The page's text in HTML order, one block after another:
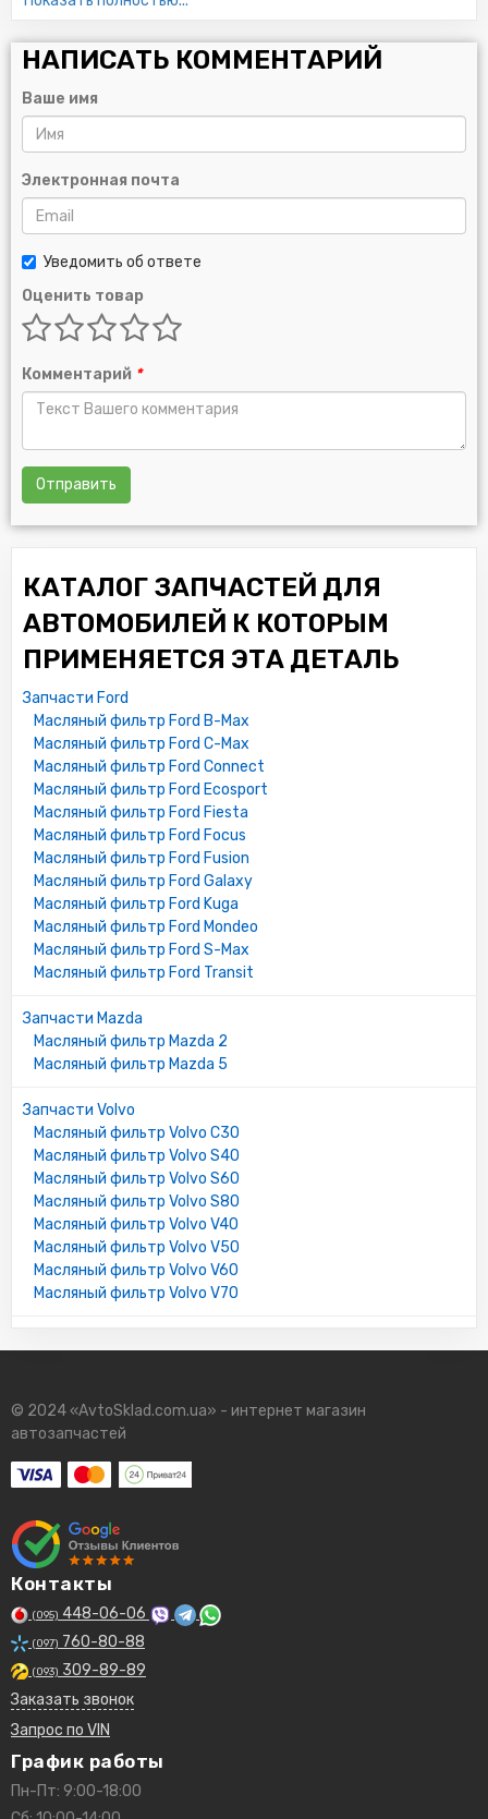
1221697
1611660080
1663051
2164292
3652059
5008718
5008719
5008720
5008722
5012000
6029109
6057166
6062305
6066094
6066096
6141811
6937010
6937011
77BM6714C1A
77BM6714C2A
81SM6714A2A
81SM6714A3A
81SM6714AA
84BM6714AA
928M6714A1A
928M6714A2A
938M6714A2A
938M6714A3A
938M6714A4A
96M6714A1A
978M6414B4A
978M6714A1A
978M6714A2A
978M6714A6A
978M6714B1A
978M6714B4A
97MM6714A4A
97MM6714A5A
A810X6714GA
A810X6714HA
A810X6714JA
A810X6714KA
A810X6714LA
A830X6714AKA
C60114302
C601143X2A
E1FZ6731A
E4FZ6731AB
EFL125
EFL125S
EFL134
EFL134S
EFL600
F8CZ6731AA
FL2005
FL400S
GN1G6714AB
T101982
XS6E6714D1A
XW4E6714AA
YN2G6714B2A
1883037
НАПИСАТЬ КОММЕНТАРИЙ
Ваше имя
Электронная почта
Уведомить об ответе
Оценить товар
Комментарий *
Отправить
КАТАЛОГ ЗАПЧАСТЕЙ ДЛЯ
АВТОМОБИЛЕЙ К КОТОРЫМ
ПРИМЕНЯЕТСЯ ЭТА ДЕТАЛЬ
Запчасти Ford
Масляный фильтр Ford B-Max
Масляный фильтр Ford C-Max
Масляный фильтр Ford Connect
Масляный фильтр Ford Ecosport
Масляный фильтр Ford Fiesta
Масляный фильтр Ford Focus
Масляный фильтр Ford Fusion
Масляный фильтр Ford Galaxy
Масляный фильтр Ford Kuga
Масляный фильтр Ford Mondeo
Масляный фильтр Ford S-Max
Масляный фильтр Ford Transit
Запчасти Mazda
Масляный фильтр Mazda 2
Масляный фильтр Mazda 5
Запчасти Volvo
Масляный фильтр Volvo C30
Масляный фильтр Volvo S40
Масляный фильтр Volvo S60
Масляный фильтр Volvo S80
Масляный фильтр Volvo V40
Масляный фильтр Volvo V50
Масляный фильтр Volvo V60
Масляный фильтр Volvo V70
© 2024 «AvtoSklad.com.ua» - интернет магазин
автозапчастей
Контакты
(095) 448-06-06
(097) 760-80-88
(093) 309-89-89
Заказать звонок
Запрос по VIN
График работы
Пн-Пт: 9:00-18:00